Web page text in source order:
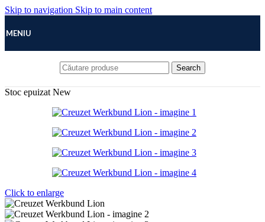
Skip to navigation Skip to main content
MENIU
Search
Stoc epuizat New
Click to enlarge